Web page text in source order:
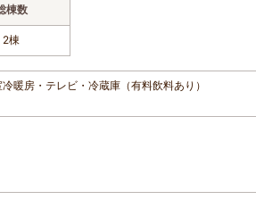
棟数
2棟
暖房・テレビ・冷蔵庫（有料飲料あり）